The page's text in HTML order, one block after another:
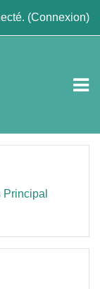
(Connexion)